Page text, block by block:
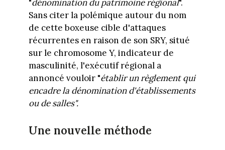
"dénomination du patrimoine régional".
Sans citer la polémique autour du nom
de cette boxeuse cible d'attaques
récurrentes en raison de son SRY, situé
sur le chromosome Y, indicateur de
masculinité, l'exécutif régional a
annoncé vouloir "établir un règlement qui
encadre la dénomination d'établissements
ou de salles".
Une nouvelle méthode